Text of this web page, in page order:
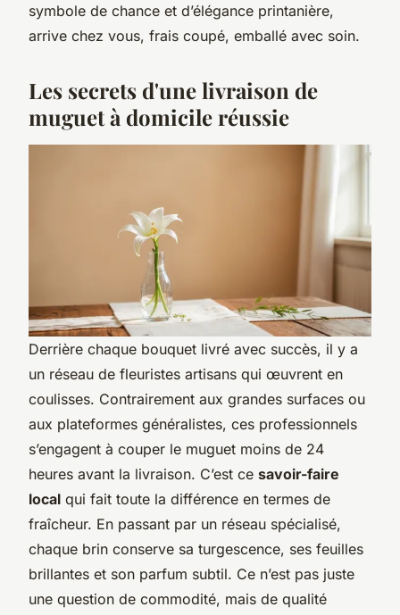
symbole de chance et d’élégance printanière,
arrive chez vous, frais coupé, emballé avec soin.
Les secrets d'une livraison de
muguet à domicile réussie
Derrière chaque bouquet livré avec succès, il y a
un réseau de fleuristes artisans qui œuvrent en
coulisses. Contrairement aux grandes surfaces ou
aux plateformes généralistes, ces professionnels
s’engagent à couper le muguet moins de 24
heures avant la livraison. C’est ce savoir-faire
local qui fait toute la différence en termes de
fraîcheur. En passant par un réseau spécialisé,
chaque brin conserve sa turgescence, ses feuilles
brillantes et son parfum subtil. Ce n’est pas juste
une question de commodité, mais de qualité